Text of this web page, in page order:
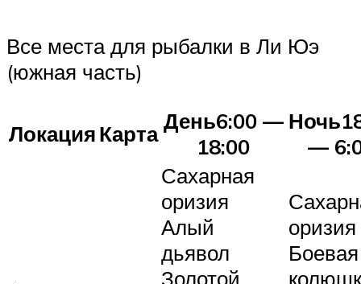
Все места для рыбалки в Ли Юэ
(южная часть)
ЛокацияКарта День6:00 —
18:00
—
Сахарная
оризия
Алый
дьявол
Золотой
оризия
Боевая